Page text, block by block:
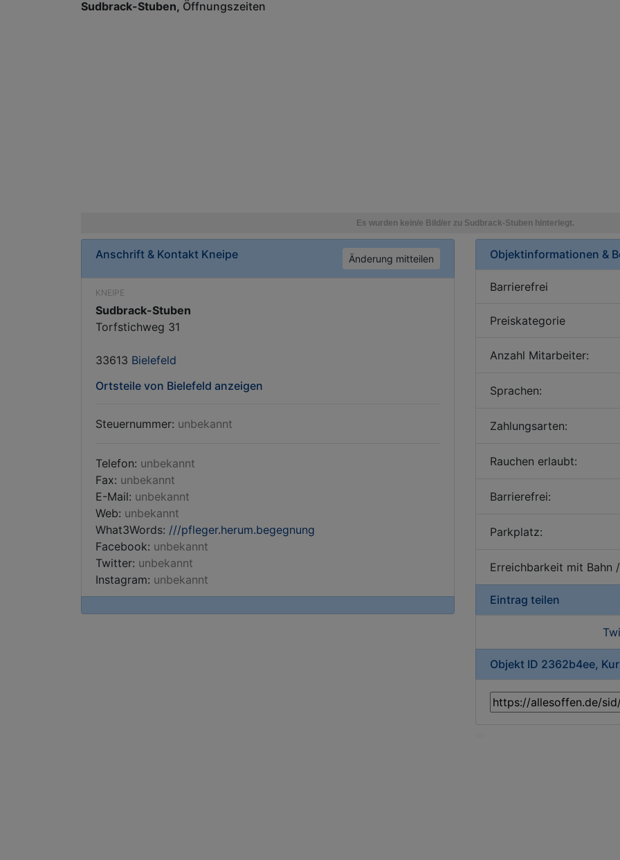
Sudbrack-Stuben Öffnungszeiten
Anschrift & Kontakt Kneipe Änderung mitteilen
KNEIPE
Sudbrack-Stuben
Torfstichweg 31
33613 Bielefeld
Ortsteile von Bielefeld anzeigen
Steuernummer: unbekannt
Telefon: unbekannt
Fax: unbekannt
E-Mail: unbekannt
Web: unbekannt
What3Words: ///pfleger.herum.begegnung
Facebook: unbekannt
Twitter: unbekannt
Instagram: unbekannt
Objektinformationen &
Barrierefrei
Preiskategorie
Anzahl Mitarbeiter:
Sprachen:
Zahlungsarten:
Rauchen erlaubt:
Barrierefrei:
Parkplatz:
Erreichbarkeit mit Bahn
Eintrag teilen
Objekt ID 2362b4ee,